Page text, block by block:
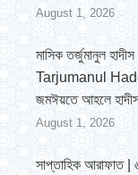
August 1, 2026
মাসিক তর্জুমানুল
Tarjumanul
জমঈয়তে আহলে
August 1, 2026
সাপ্তাহিক আরাফাত |